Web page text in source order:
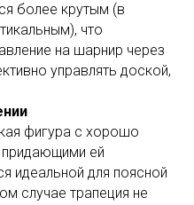
более крутым (в
что
на шарнир через
управлять доской,
фигура с хорошо
ей
идеальной для поясной
случае трапеция не